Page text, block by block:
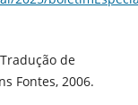
de
Fontes, 2006.